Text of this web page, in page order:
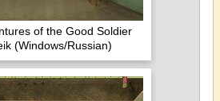
of the Good Soldier
(Windows/Russian)